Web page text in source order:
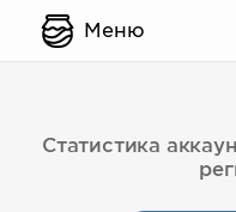
Меню
Статистика